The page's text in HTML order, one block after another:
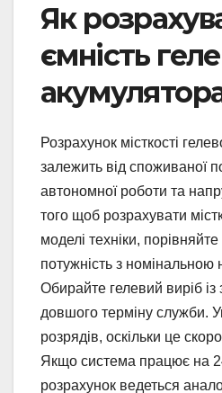
Як
ємність
Розрахунок місткості
залежить від споживаної
автономної роботи та
того щоб розрахувати
моделі техніки,
потужність з номінальною
Обирайте гелевий виріб
довшого терміну служби.
розрядів, оскільки це
Якщо система працює на
розрахунок ведеться